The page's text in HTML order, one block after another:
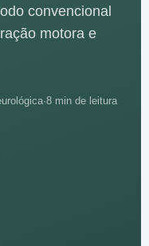
convencional
motora e
·8 min de leitura